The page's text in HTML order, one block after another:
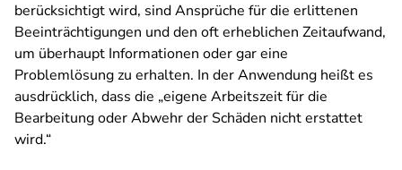
berücksichtigt wird, sind Ansprüche für die erlittenen
Beeinträchtigungen und den oft erheblichen Zeitaufwand,
um überhaupt Informationen oder gar eine
Problemlösung zu erhalten. In der Anwendung heißt es
ausdrücklich, dass die „eigene Arbeitszeit für die
Bearbeitung oder Abwehr der Schäden nicht erstattet
wird.“